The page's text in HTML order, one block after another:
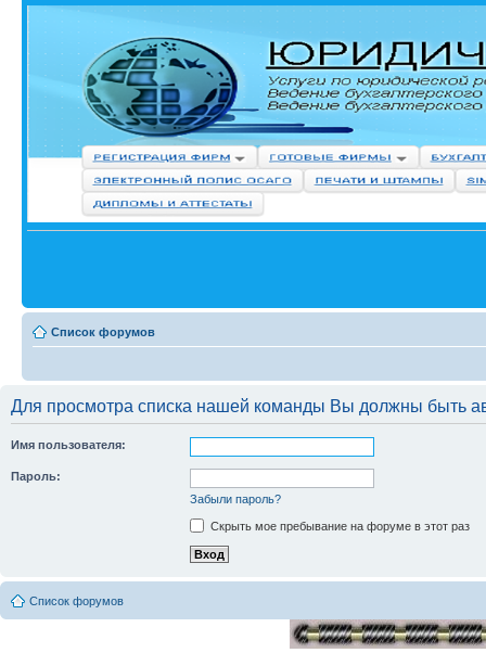
Список форумов
Для просмотра списка нашей команды Вы должны быть
Имя пользователя:
Пароль:
Забыли пароль?
Скрыть мое пребывание на форуме в этот раз
Список форумов